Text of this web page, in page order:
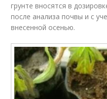
грунте вносятся в
после анализа почвы и с
внесенной осенью.